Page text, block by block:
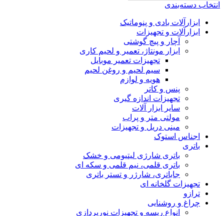
انتخاب دسته‌بندی
ابزارآلات بادی و پنوماتیک
ابزارآلات و تجهیزات
آچار و پیچ گوشتی
ابزار مونتاژ، تعمیر و لحیم کاری
تجهیزات تعمیر موبایل
سیم لحیم و روغن لحیم
هویه و لوازم
پنس و کاتر
تجهیزات اندازه گیری
سایر ابزار آلات
مولتی متر و پراب
مینی دریل و تجهیزات
اجناس استوک
باتری
باتری شارژی لیتیومی و خشک
باتری قلمی، نیم قلمی و سکه ای
جاباتری، شارژر و تستر باتری
تجهیزات گلخانه ای
ترازو
چراغ و روشنایی
انواع ریسه و تجهیزات نورپردازی